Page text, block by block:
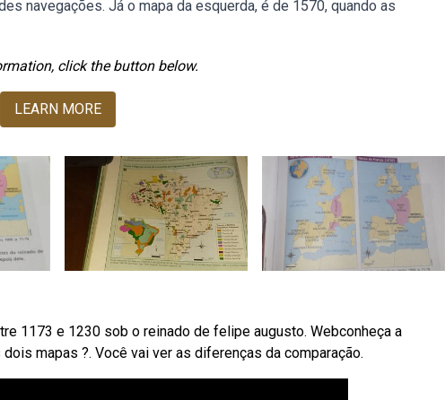
navegações. Já o mapa da esquerda, é de 1570, quando as
click the button below.
LEARN MORE
1173 e 1230 sob o reinado de felipe augusto. Webconheça a
mapas ?. Você vai ver as diferenças da comparação.